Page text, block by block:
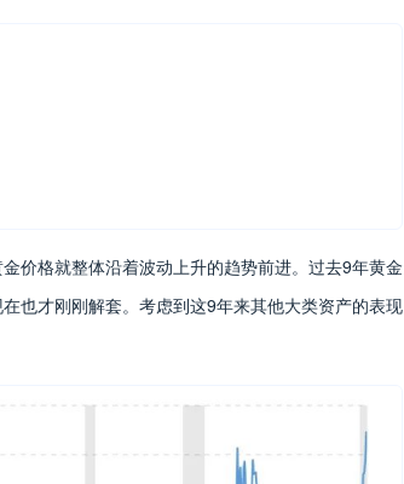
价格就整体沿着波动上升的趋势前进。过去9年黄金
也才刚刚解套。考虑到这9年来其他大类资产的表现